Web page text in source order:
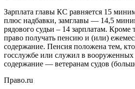
Зарплата главы КС равняется 15
плюс надбавки, замглавы — 14,5
рядового судьи – 14 зарплатам.
право получать пенсию и (или)
содержание. Пенсия положена тем,
госслужбе или служил в
содержание — ветеранам судов
Право.ru